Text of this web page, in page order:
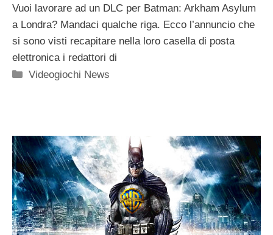
Vuoi lavorare ad un DLC per Batman: Arkham Asylum
a Londra? Mandaci qualche riga. Ecco l’annuncio che
si sono visti recapitare nella loro casella di posta
elettronica i redattori di
Categorie
Videogiochi News